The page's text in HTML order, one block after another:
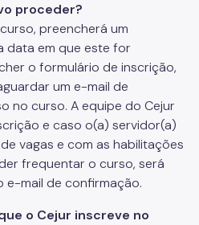
proceder?
preencherá um
data em que este for
o formulário de inscrição,
um e-mail de
no curso. A equipe do Cejur
e caso o(a) servidor(a)
vagas e com as habilitações
frequentar o curso, será
e-mail de confirmação.
o Cejur inscreve no